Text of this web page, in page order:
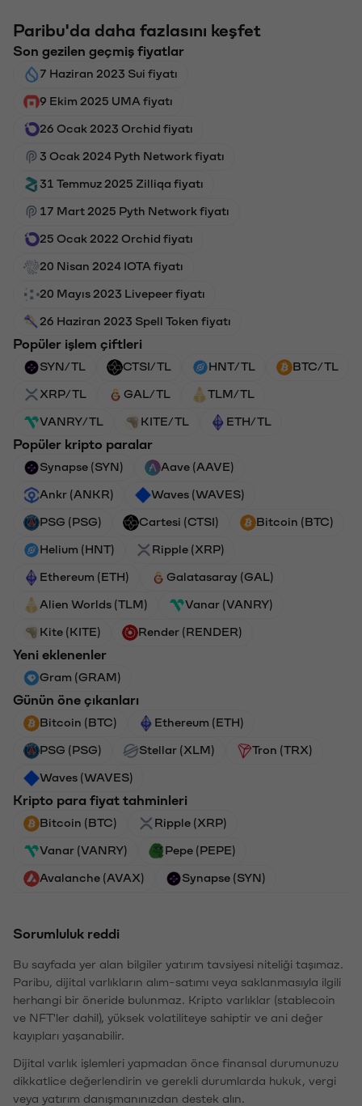
Paribu'da daha fazlasını keşfet
Son gezilen geçmiş fiyatlar
7 Haziran 2023 Sui fiyatı
9 Ekim 2025 UMA fiyatı
26 Ocak 2023 Orchid fiyatı
3 Ocak 2024 Pyth Network fiyatı
31 Temmuz 2025 Zilliqa fiyatı
17 Mart 2025 Pyth Network fiyatı
25 Ocak 2022 Orchid fiyatı
20 Nisan 2024 IOTA fiyatı
20 Mayıs 2023 Livepeer fiyatı
26 Haziran 2023 Spell Token fiyatı
Popüler işlem çiftleri
SYN/TL CTSI/TL HNT/TL BTC/TL
XRP/TL GAL/TL TLM/TL
VANRY/TL KITE/TL ETH/TL
Popüler kripto paralar
Synapse (SYN) Aave (AAVE)
Ankr (ANKR) Waves (WAVES)
PSG (PSG) Cartesi (CTSI) Bitcoin (BTC)
Helium (HNT) Ripple (XRP)
Ethereum (ETH) Galatasaray (GAL)
Alien Worlds (TLM) Vanar (VANRY)
Kite (KITE) Render (RENDER)
Yeni eklenenler
Gram (GRAM)
Günün öne çıkanları
Bitcoin (BTC) Ethereum (ETH)
PSG (PSG) Stellar (XLM) Tron (TRX)
Waves (WAVES)
Kripto para fiyat tahminleri
Bitcoin (BTC) Ripple (XRP)
Vanar (VANRY) Pepe (PEPE)
Avalanche (AVAX) Synapse (SYN)
Sorumluluk reddi
Bu sayfada yer alan bilgiler yatırım tavsiyesi niteliği taşımaz.
Paribu, dijital varlıkların alım-satımı veya saklanmasıyla ilgili
herhangi bir öneride bulunmaz. Kripto varlıklar (stablecoin
ve NFT'ler dahil), yüksek volatiliteye sahiptir ve ani değer
kayıpları yaşanabilir.
Dijital varlık işlemleri yapmadan önce finansal durumunuzu
dikkatlice değerlendirin ve gerekli durumlarda hukuk, vergi
veya yatırım danışmanınızdan destek alın.